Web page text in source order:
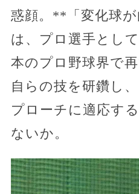
惑顔。**「変化球
は、プロ選手とし
本のプロ野球界で
自らの技を研鑽し
プローチに適応す
ないか。